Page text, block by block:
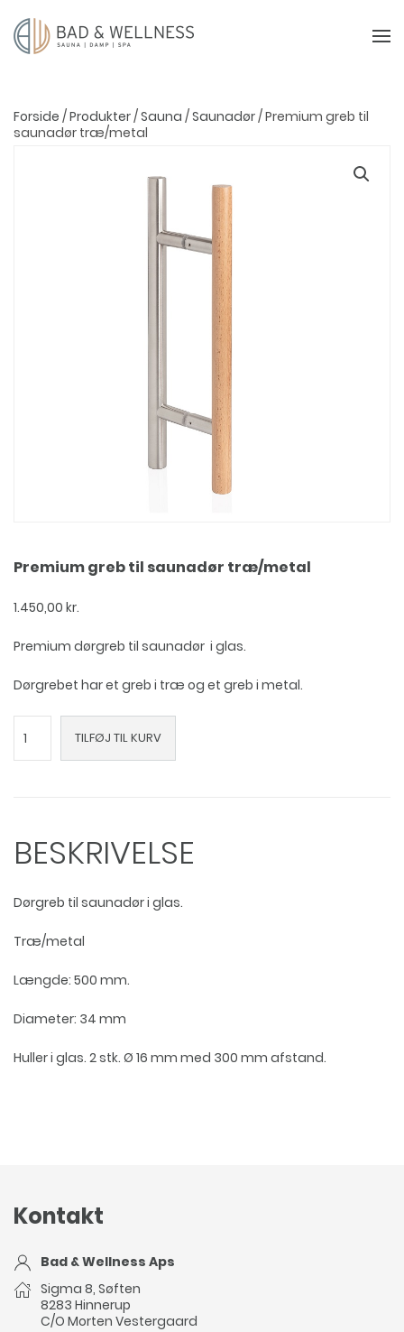
Forside /Produkter/Sauna /Saunadør/ Premium greb til
saunadør træ/metal
Premium greb til saunadør træ/metal
1.450,00 kr.
Premium dørgreb til saunadør i glas.
Dørgrebet har et greb i træ og et greb i metal.
greb
til
TILFØJ TIL KURV
BESKRIVELSE
Dørgreb til saunadør i glas.
Træ/metal
Længde: 500 mm.
Diameter: 34 mm
Huller i glas. 2 stk. Ø 16 mm med 300 mm afstand.
Kontakt
Bad & Wellness Aps
Sigma 8, Søften
8283 Hinnerup
C/O Morten Vestergaard